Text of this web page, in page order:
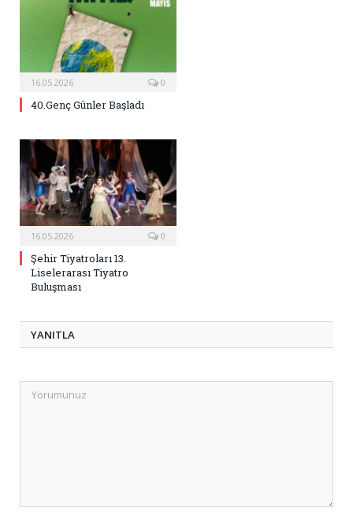
16.05.2026 0
40.Genç Günler Başladı
16.05.2026 0
Şehir Tiyatroları 13.
Liselerarası Tiyatro
Buluşması
YANITLA